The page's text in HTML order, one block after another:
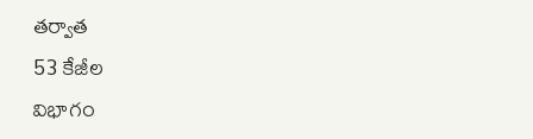
తర్వాత
53 కేజీల
విభాగం